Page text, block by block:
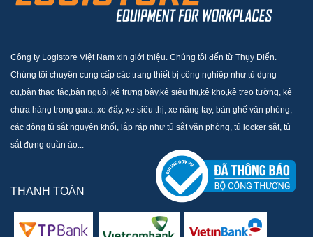
Công ty Logistore Việt Nam xin giới thiệu. Chúng tôi đến từ Thụy Điển.
Chúng tôi chuyên cung cấp các trang thiết bị công nghiệp như tủ dụng
cụ,bàn thao tác,bàn nguội,kệ trưng bày,kệ siêu thị,kệ kho,kệ treo tường, kệ
chứa hàng trong gara, xe đẩy, xe siêu thị, xe nâng tay, bàn ghế văn phòng,
các dòng tủ sắt nguyên khối, lắp ráp như tủ sắt văn phòng, tủ locker sắt, tủ
sắt đựng quần áo...
THANH TOÁN